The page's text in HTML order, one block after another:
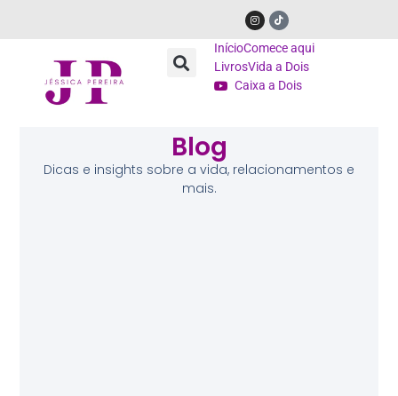
InícioComece aqui
LivrosVida a Dois
Caixa a Dois
Blog
Dicas e insights sobre a vida, relacionamentos e
mais.